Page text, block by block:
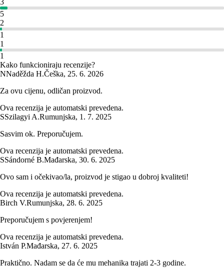
3
5
2
1
1
1
Kako funkcioniraju recenzije?
NNaděžda H.Češka, 25. 6. 2026
Za ovu cijenu, odličan proizvod.
Ova recenzija je automatski prevedena.
SSzilagyi A.Rumunjska, 1. 7. 2025
Sasvim ok. Preporučujem.
Ova recenzija je automatski prevedena.
SSándorné B.Mađarska, 30. 6. 2025
Ovo sam i očekivao/la, proizvod je stigao u dobroj kvaliteti!
Ova recenzija je automatski prevedena.
Birch V.Rumunjska, 28. 6. 2025
Preporučujem s povjerenjem!
Ova recenzija je automatski prevedena.
István P.Mađarska, 27. 6. 2025
Praktično. Nadam se da će mu mehanika trajati 2-3 godine.